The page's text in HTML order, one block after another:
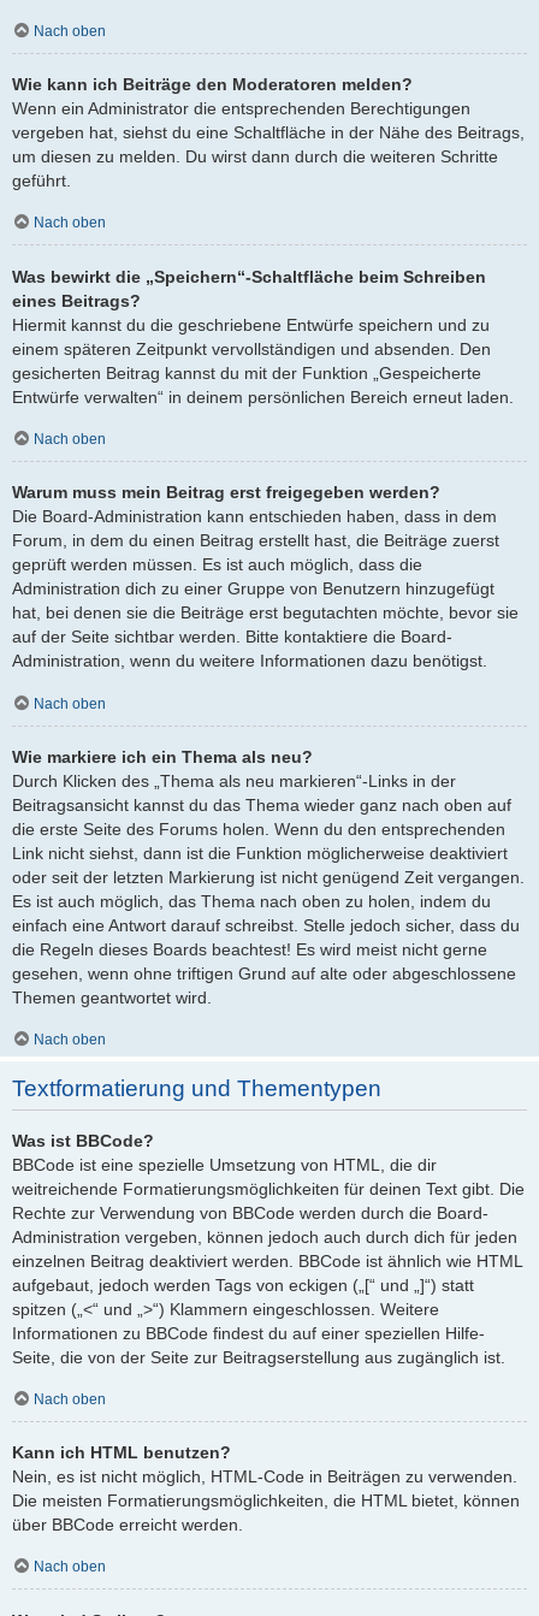
Nach oben
Wie kann ich Beiträge den Moderatoren melden?
Wenn ein Administrator die entsprechenden Berechtigungen
vergeben hat, siehst du eine Schaltfläche in der Nähe des Beitrags,
um diesen zu melden. Du wirst dann durch die weiteren Schritte
geführt.
Nach oben
Was bewirkt die „Speichern“-Schaltfläche beim Schreiben
eines Beitrags?
Hiermit kannst du die geschriebene Entwürfe speichern und zu
einem späteren Zeitpunkt vervollständigen und absenden. Den
gesicherten Beitrag kannst du mit der Funktion „Gespeicherte
Entwürfe verwalten“ in deinem persönlichen Bereich erneut laden.
Nach oben
Warum muss mein Beitrag erst freigegeben werden?
Die Board-Administration kann entschieden haben, dass in dem
Forum, in dem du einen Beitrag erstellt hast, die Beiträge zuerst
geprüft werden müssen. Es ist auch möglich, dass die
Administration dich zu einer Gruppe von Benutzern hinzugefügt
hat, bei denen sie die Beiträge erst begutachten möchte, bevor sie
auf der Seite sichtbar werden. Bitte kontaktiere die Board-
Administration, wenn du weitere Informationen dazu benötigst.
Nach oben
Wie markiere ich ein Thema als neu?
Durch Klicken des „Thema als neu markieren“-Links in der
Beitragsansicht kannst du das Thema wieder ganz nach oben auf
die erste Seite des Forums holen. Wenn du den entsprechenden
Link nicht siehst, dann ist die Funktion möglicherweise deaktiviert
oder seit der letzten Markierung ist nicht genügend Zeit vergangen.
Es ist auch möglich, das Thema nach oben zu holen, indem du
einfach eine Antwort darauf schreibst. Stelle jedoch sicher, dass du
die Regeln dieses Boards beachtest! Es wird meist nicht gerne
gesehen, wenn ohne triftigen Grund auf alte oder abgeschlossene
Themen geantwortet wird.
Nach oben
Textformatierung und Thementypen
Was ist BBCode?
BBCode ist eine spezielle Umsetzung von HTML, die dir
weitreichende Formatierungsmöglichkeiten für deinen Text gibt. Die
Rechte zur Verwendung von BBCode werden durch die Board-
Administration vergeben, können jedoch auch durch dich für jeden
einzelnen Beitrag deaktiviert werden. BBCode ist ähnlich wie HTML
aufgebaut, jedoch werden Tags von eckigen („[“ und „]“) statt
spitzen („<“ und „>“) Klammern eingeschlossen. Weitere
Informationen zu BBCode findest du auf einer speziellen Hilfe-
Seite, die von der Seite zur Beitragserstellung aus zugänglich ist.
Nach oben
Kann ich HTML benutzen?
Nein, es ist nicht möglich, HTML-Code in Beiträgen zu verwenden.
Die meisten Formatierungsmöglichkeiten, die HTML bietet, können
über BBCode erreicht werden.
Nach oben